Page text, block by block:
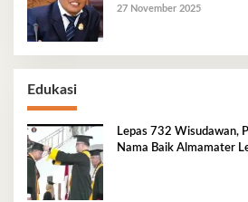
27 November 2025
Edukasi
Lepas 732 Wisudawan,
Nama Baik Almamater